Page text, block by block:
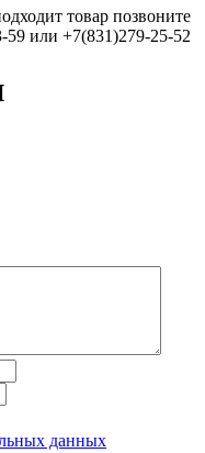
товар позвоните
или +7(831)279-25-52
данных